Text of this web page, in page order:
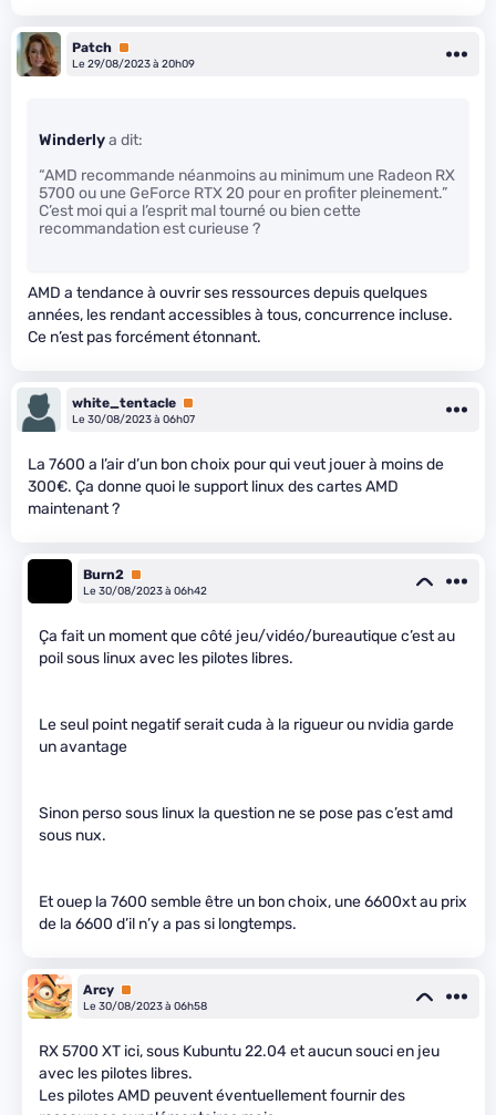
Patch Premium
Le 29/08/2023 à 20h09
Winderlya dit:
“AMD recommande néanmoins au minimum une Radeon RX
5700 ou une GeForce RTX 20 pour en profiter pleinement.”
C’est moi qui a l’esprit mal tourné ou bien cette
recommandation est curieuse ?
AMD a tendance à ouvrir ses ressources depuis quelques
années, les rendant accessibles à tous, concurrence incluse.
Ce n’est pas forcément étonnant.
white_tentacle Premium
Le 30/08/2023 à 06h07
La 7600 a l’air d’un bon choix pour qui veut jouer à moins de
300€. Ça donne quoi le support linux des cartes AMD
maintenant ?
Burn2 Premium
Le 30/08/2023 à 06h42
Ça fait un moment que côté jeu/vidéo/bureautique c’est au
poil sous linux avec les pilotes libres.
Le seul point negatif serait cuda à la rigueur ou nvidia garde
un avantage
Sinon perso sous linux la question ne se pose pas c’est amd
sous nux.
Et ouep la 7600 semble être un bon choix, une 6600xt au prix
de la 6600 d’il n’y a pas si longtemps.
Arcy Premium
Le 30/08/2023 à 06h58
RX 5700 XT ici, sous Kubuntu 22.04 et aucun souci en jeu
avec les pilotes libres.
Les pilotes AMD peuvent éventuellement fournir des